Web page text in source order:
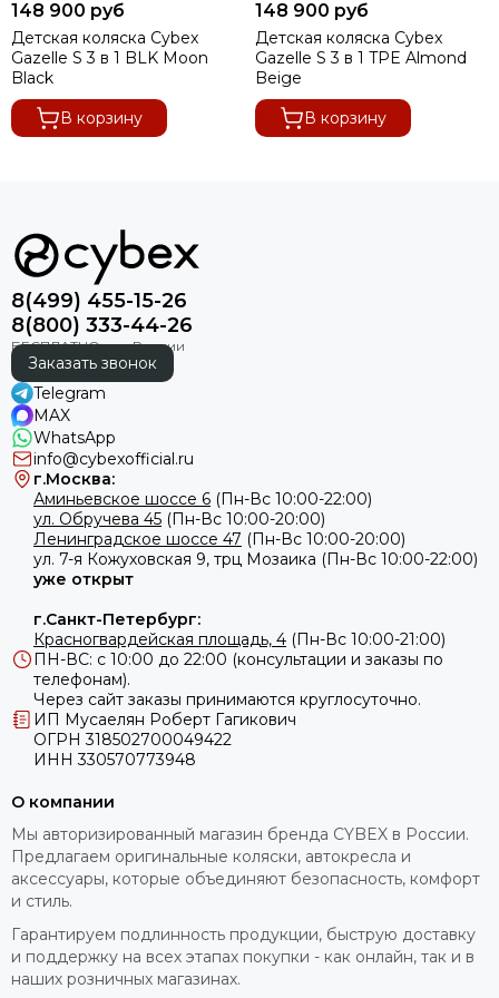
Коляски для двойни
148 900 руб
Детская коляска Cybex
Gazelle S 3 в 1 BLK Moon
Black
В корзину
148 900 руб
Детская коляска Cybex
Gazelle S 3 в 1 TPE Almond
Beige
В корзину
8(499) 455-15-26
8(800) 333-44-26
Заказать звонок
Telegram
MAX
WhatsApp
info@cybexofficial.ru
г.Москва:
Аминьевское шоссе 6 (Пн-Вс 10:00-22:00)
ул. Обручева 45 (Пн-Вс 10:00-20:00)
Ленинградское шоссе 47 (Пн-Вс 10:00-20:00)
ул. 7-я Кожуховская 9, трц Мозаика (Пн-Вс 10:00-22:00)
уже открыт
г.Санкт-Петербург:
Красногвардейская площадь, 4 (Пн-Вс 10:00-21:00)
ПН-ВС: с 10:00 до 22:00 (консультации и заказы по
телефонам).
Через сайт заказы принимаются круглосуточно.
ИП Мусаелян Роберт Гагикович
ОГРН 318502700049422
ИНН 330570773948
О компании
Мы авторизированный магазин бренда CYBEX в России.
Предлагаем оригинальные коляски, автокресла и
аксессуары, которые объединяют безопасность, комфорт
и стиль.
Гарантируем подлинность продукции, быструю доставку
и поддержку на всех этапах покупки - как онлайн, так и в
наших розничных магазинах.